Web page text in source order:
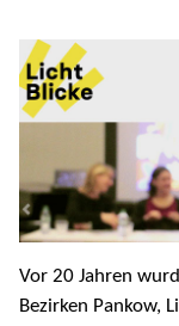
Vor 20 Jahren
Bezirken Pankow,